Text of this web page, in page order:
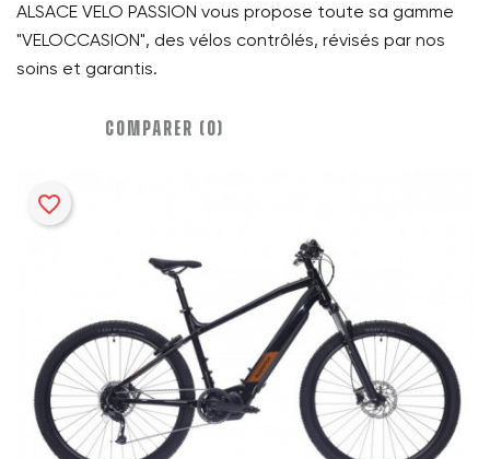
ALSACE VELO PASSION vous propose toute sa gamme
"VELOCCASION", des vélos contrôlés, révisés par nos
soins et garantis.
COMPARER (0)‎
favorite_border